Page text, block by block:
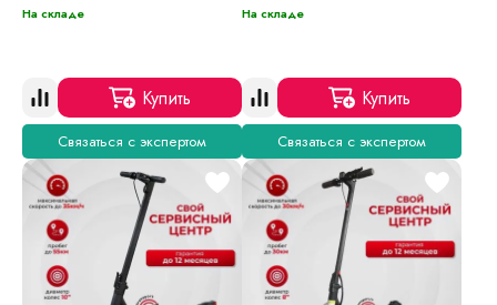
На складе
Купить
Связаться с экспертом
На складе
Купить
Связаться с экспертом